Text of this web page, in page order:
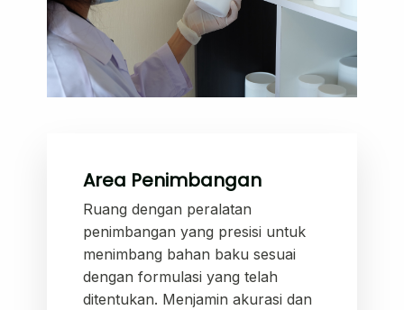
Area Penimbangan
Ruang dengan peralatan
penimbangan yang presisi untuk
menimbang bahan baku sesuai
dengan formulasi yang telah
ditentukan. Menjamin akurasi dan